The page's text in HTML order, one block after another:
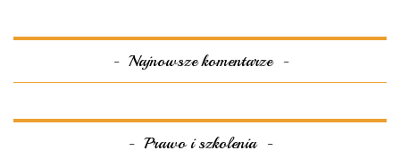
Najnowsze komentarze
Prawo i szkolenia